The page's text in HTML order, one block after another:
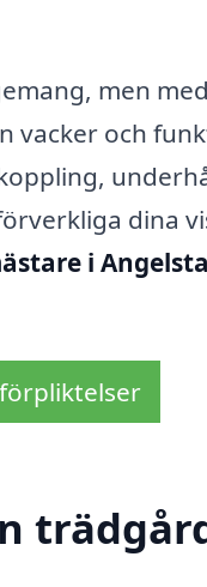
men
vacker och
dina
i